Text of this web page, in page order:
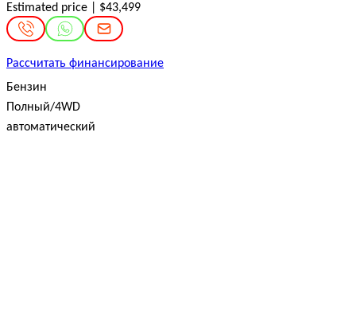
Estimated price | $43,499
Рассчитать финансирование
Бензин
Полный/4WD
автоматический